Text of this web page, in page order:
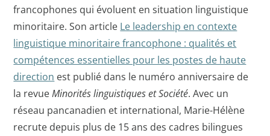
francophones qui évoluent en situation linguistique
minoritaire. Son article Le leadership en contexte
linguistique minoritaire francophone : qualités et
compétences essentielles pour les postes de haute
direction est publié dans le numéro anniversaire de
la revueMinorités linguistiques et Société. Avec un
réseau pancanadien et international, Marie-Hélène
recrute depuis plus de 15 ans des cadres bilingues